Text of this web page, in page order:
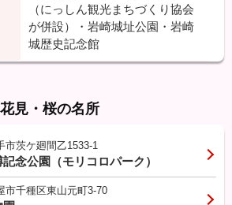
（にっしん観光まちづくり協会
が併設）・岩崎城址公園・岩崎
城歴史記念館
見・桜の名所
市茨ケ廻間乙1533-1
念公園（モリコロパーク）
市千種区東山元町3-70